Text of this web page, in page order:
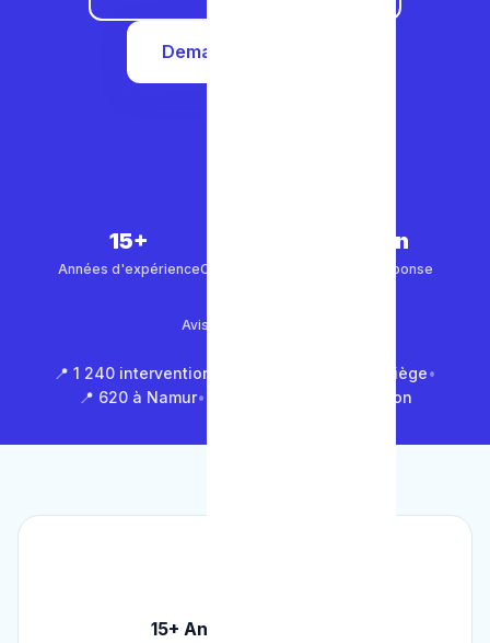
Demander un devis
15+
Années d'expérienceClients satisfaits
30 min
Temps de réponse
Avis Google (500+)
📍 1 240 interventions à Bruxelles 📍 850 à Liège•
📍 620 à Namur• 📍 1 430 en Brabant Wallon
15+ Ans d'Expérience